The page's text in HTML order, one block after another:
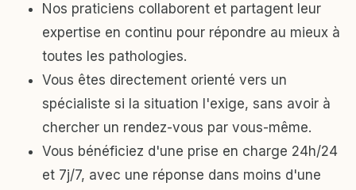
Nos praticiens collaborent et partagent leur
expertise en continu pour répondre au mieux à
toutes les pathologies.
Vous êtes directement orienté vers un
spécialiste si la situation l'exige, sans avoir à
chercher un rendez-vous par vous-même.
Vous bénéficiez d'une prise en charge 24h/24
et 7j/7, avec une réponse dans moins d'une